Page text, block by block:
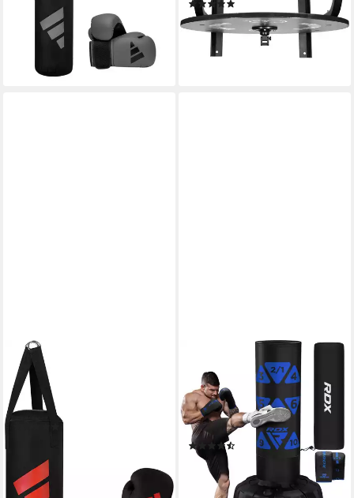
UVP
lieferbar - in 6-8 Werktagen bei dir
69,99 €
lieferbar - in 3-4 Werktagen bei dir
ADIDAS PERFORMANCE
Boxsack Junior Box-Pack (Set,
2-tlg., mit Boxhandschuhen (6
oz)
lieferbar in 8 Wochen
Boxsack RDX Boxsack mit
Handschuhen, 6FT
Freistehend Kickboxen MMA
Fitness
249,98 €
lieferbar - in 2-3 Werktagen bei dir
+2